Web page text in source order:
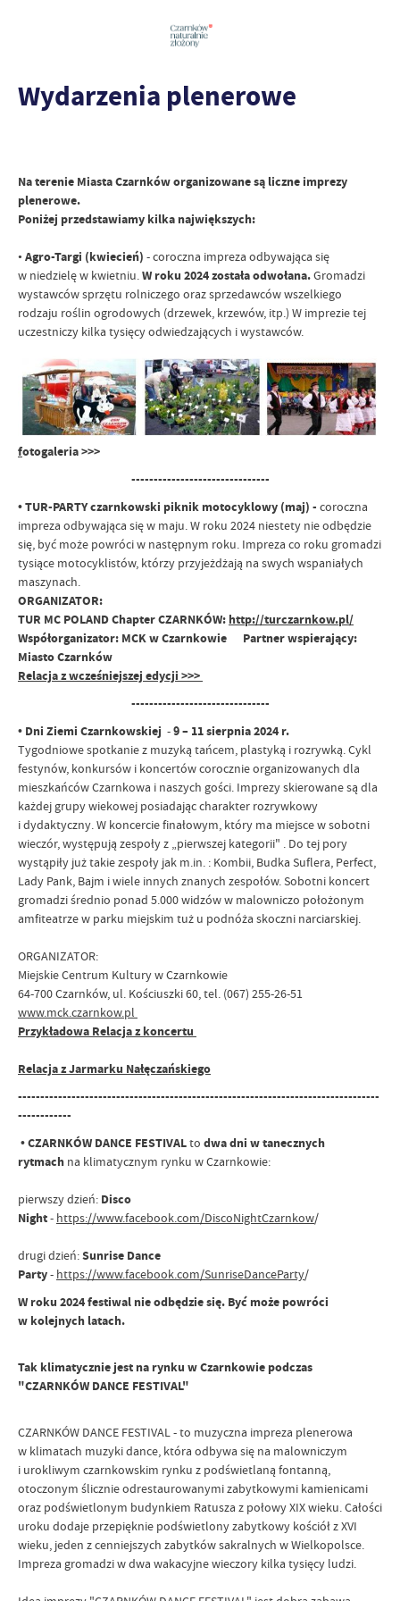
Wydarzenia plenerowe
Na terenie Miasta Czarnków organizowane są liczne imprezy
plenerowe.
Poniżej przedstawiamy kilka największych:
• Agro-Targi (kwiecień) - coroczna impreza odbywająca się
w niedzielę w kwietniu.W roku 2024 została odwołana.Gromadzi
wystawcówsprzętu rolniczego oraz sprzedawców wszelkiego
rodzaju roślin ogrodowych (drzewek, krzewów, itp.) W imprezie tej
uczestniczy kilka tysięcy odwiedzających i wystawców.
fotogaleria >>>
-------------------------------
•TUR-PARTY czarnkowski piknik motocyklowy (maj) - coroczna
impreza odbywająca się w maju. W roku 2024 niestety nie odbędzie
się, być może powróci w następnym roku. Impreza co roku gromadzi
tysiące motocyklistów, którzy przyjeżdżają na swych wspaniałych
maszynach.
ORGANIZATOR:
TUR MC POLAND Chapter CZARNKÓW: http://turczarnkow.pl/
Współorganizator: MCK w Czarnkowie Partner wspierający:
Miasto Czarnków
Relacja z wcześniejszej edycji >>>
-------------------------------
• Dni Ziemi Czarnkowskiej -9 – 11 sierpnia 2024 r.
Tygodniowe spotkanie z muzyką tańcem, plastyką i rozrywką. Cykl
festynów, konkursów i koncertów corocznie organizowanych dla
mieszkańcówCzarnkowa i naszych gości. Imprezy skierowane są dla
każdej grupy wiekowej posiadająccharakter rozrywkowy
i dydaktyczny.W koncercie finałowym, który ma miejsce w sobotni
wieczór, występują zespoły z „pierwszej kategorii" . Do tej pory
wystąpiły już takie zespoły jak m.in. : Kombii, Budka Suflera, Perfect,
Lady Pank, Bajm i wiele innych znanych zespołów. Sobotni koncert
gromadzi średnio ponad 5.000 widzów w malowniczo położonym
amfiteatrze w parku miejskim tuż u podnóża skoczni narciarskiej.
ORGANIZATOR:
Miejskie Centrum Kultury w Czarnkowie
64-700 Czarnków, ul. Kościuszki 60, tel. (067) 255-26-51
www.mck.czarnkow.pl
Przykładowa Relacja z koncertu
Relacja z Jarmarku Nałęczańskiego
---------------------------------------------------------------------------------
------------
•CZARNKÓW DANCE FESTIVALto dwa dni w tanecznych
rytmach na klimatycznym rynku w Czarnkowie:
pierwszy dzień: Disco
Night- https://www.facebook.com/DiscoNightCzarnkow/
drugi dzień:Sunrise Dance
Party- https://www.facebook.com/SunriseDanceParty/
W roku 2024 festiwal nie odbędzie się. Być może powróci
w kolejnych latach.
Tak klimatycznie jest na rynku w Czarnkowie podczas
"CZARNKÓW DANCE FESTIVAL"
CZARNKÓW DANCE FESTIVAL - to muzyczna impreza plenerowa
w klimatach muzyki dance, która odbywa się na malowniczym
i urokliwym czarnkowskim rynku z podświetlaną fontanną,
otoczonym ślicznie odrestaurowanymizabytkowymi kamienicami
oraz podświetlonym budynkiem Ratusza z połowy XIX wieku. Całości
uroku dodaje przepięknie podświetlony zabytkowy kościół z XVI
wieku, jeden z cenniejszych zabytkówsakralnych w Wielkopolsce.
Impreza gromadzi w dwa wakacyjne wieczory kilka tysięcy ludzi.